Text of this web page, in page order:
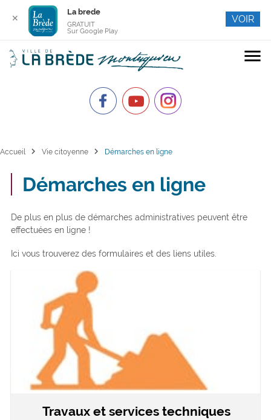
menu
Accueil chevron_right Vie citoyenne chevron_right Démarches en ligne
Démarches en ligne
De plus en plus de démarches administratives peuvent être
effectuées en ligne !
Ici vous trouverez des formulaires et des liens utiles.
Travaux et services techniques
✕
La brede
GRATUIT
Sur Google Play
VOIR